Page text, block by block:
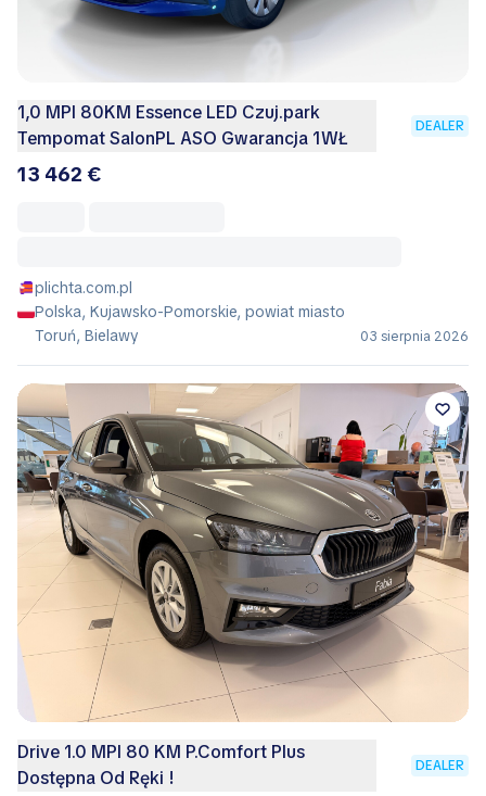
1,0 MPI 80KM Essence LED Czuj.park
Tempomat SalonPL ASO Gwarancja 1WŁ
DEALER
13 462 €
plichta.com.pl
Polska, Kujawsko-Pomorskie, powiat miasto
Toruń, Bielawy
03 sierpnia 2026
Drive 1.0 MPI 80 KM P.Comfort Plus
Dostępna Od Ręki !
DEALER